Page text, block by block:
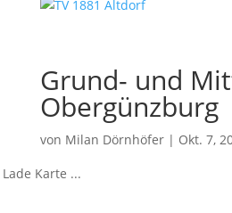
Grund- und
Obergünzburg
von Milan Dörnhöfer| Okt. 7,
Lade Karte ...